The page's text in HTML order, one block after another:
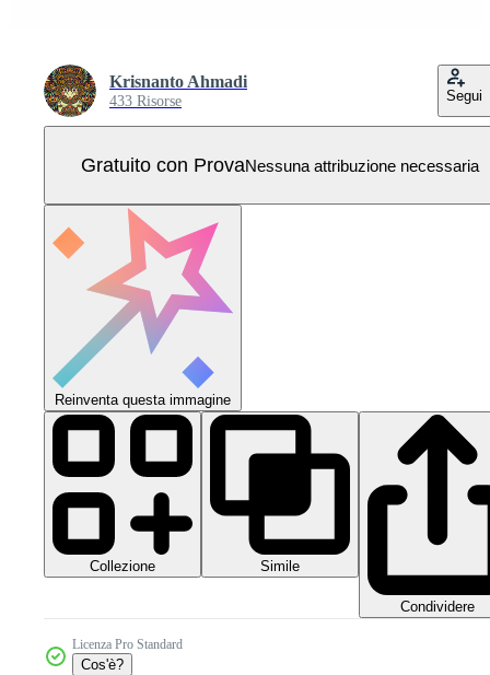
Krisnanto Ahmadi
433 Risorse Segui
Gratuito con ProvaNessuna attribuzione necessaria
Reinventa questa immagine
Collezione Simile
Condividere
Licenza Pro Standard
Cos'è?